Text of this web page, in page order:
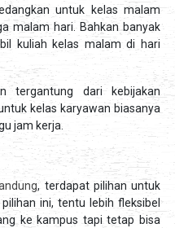
untuk kelas malam
malam hari. Bahkan banyak
kuliah kelas malam di hari
tergantung dari kebijakan
kelas karyawan biasanya
jam kerja.
, terdapat pilihan untuk
ini, tentu lebih fleksibel
ke kampus tapi tetap bisa